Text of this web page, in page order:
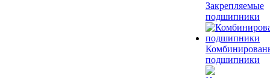
Закрепляемые
подшипники
подшипники